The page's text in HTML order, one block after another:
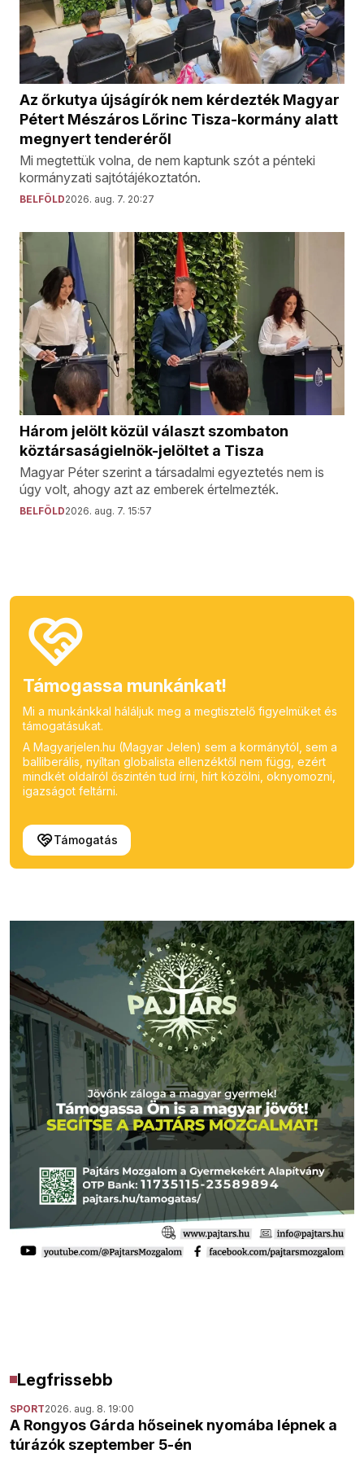
Az őrkutya újságírók nem kérdezték Magyar
Pétert Mészáros Lőrinc Tisza-kormány alatt
megnyert tenderéről
Mi megtettük volna, de nem kaptunk szót a pénteki
kormányzati sajtótájékoztatón.
BELFÖLD2026. aug. 7. 20:27
Három jelölt közül választ szombaton
köztársaságielnök-jelöltet a Tisza
Magyar Péter szerint a társadalmi egyeztetés nem is
úgy volt, ahogy azt az emberek értelmezték.
BELFÖLD2026. aug. 7. 15:57
Támogassa munkánkat!
Mi a munkánkkal háláljuk meg a megtisztelő figyelmüket és
támogatásukat.
A Magyarjelen.hu (Magyar Jelen) sem a kormánytól, sem a
balliberális, nyíltan globalista ellenzéktől nem függ, ezért
mindkét oldalról őszintén tud írni, hírt közölni, oknyomozni,
igazságot feltárni.
Támogatás
Legfrissebb
SPORT2026. aug. 8. 19:00
A Rongyos Gárda hőseinek nyomába lépnek a
túrázók szeptember 5-én